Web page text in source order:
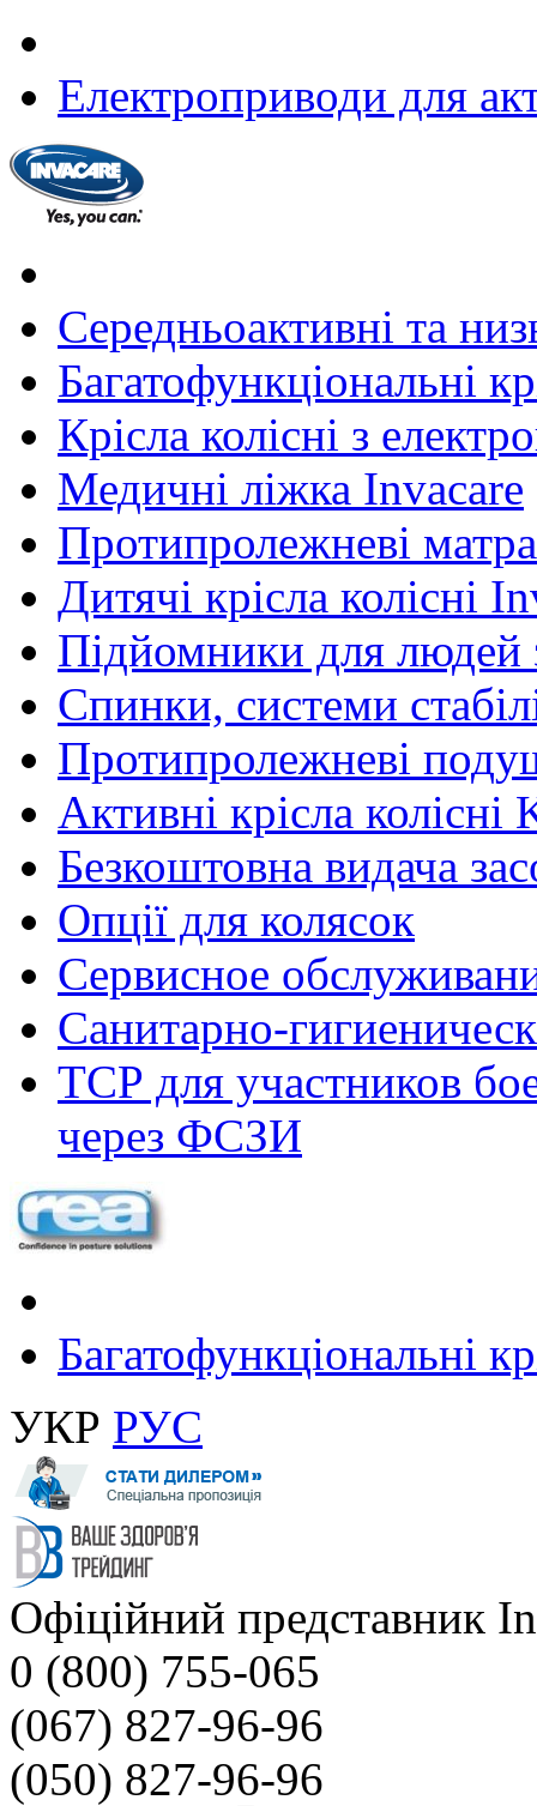
Електроприводи для
Середньоактивні та
Багатофункціональні
Крісла колісні з
Медичні ліжка Invacare
Протипролежневі
Дитячі крісла колісні
Підйомники для людей
Спинки, системи
Протипролежневі
Активні крісла колісні
Безкоштовна видача
Опції для колясок
Сервисное
Санитарно-
ТСР для участников
через ФСЗИ
Багатофункціональні
УКР РУС
Офіційний представник
0 (800) 755-065
(067) 827-96-96
(050) 827-96-96